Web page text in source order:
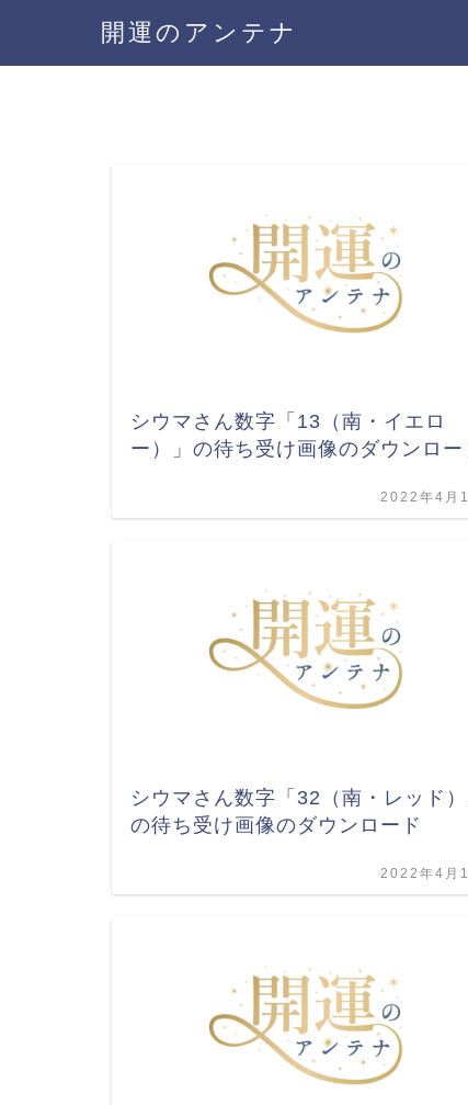
開運のアンテナ
シウマさん数字「13（南・イエロ
ー）」の待ち受け画像のダウンロー
2022年4月
シウマさん数字「32（南・レッド）
の待ち受け画像のダウンロード
2022年4月